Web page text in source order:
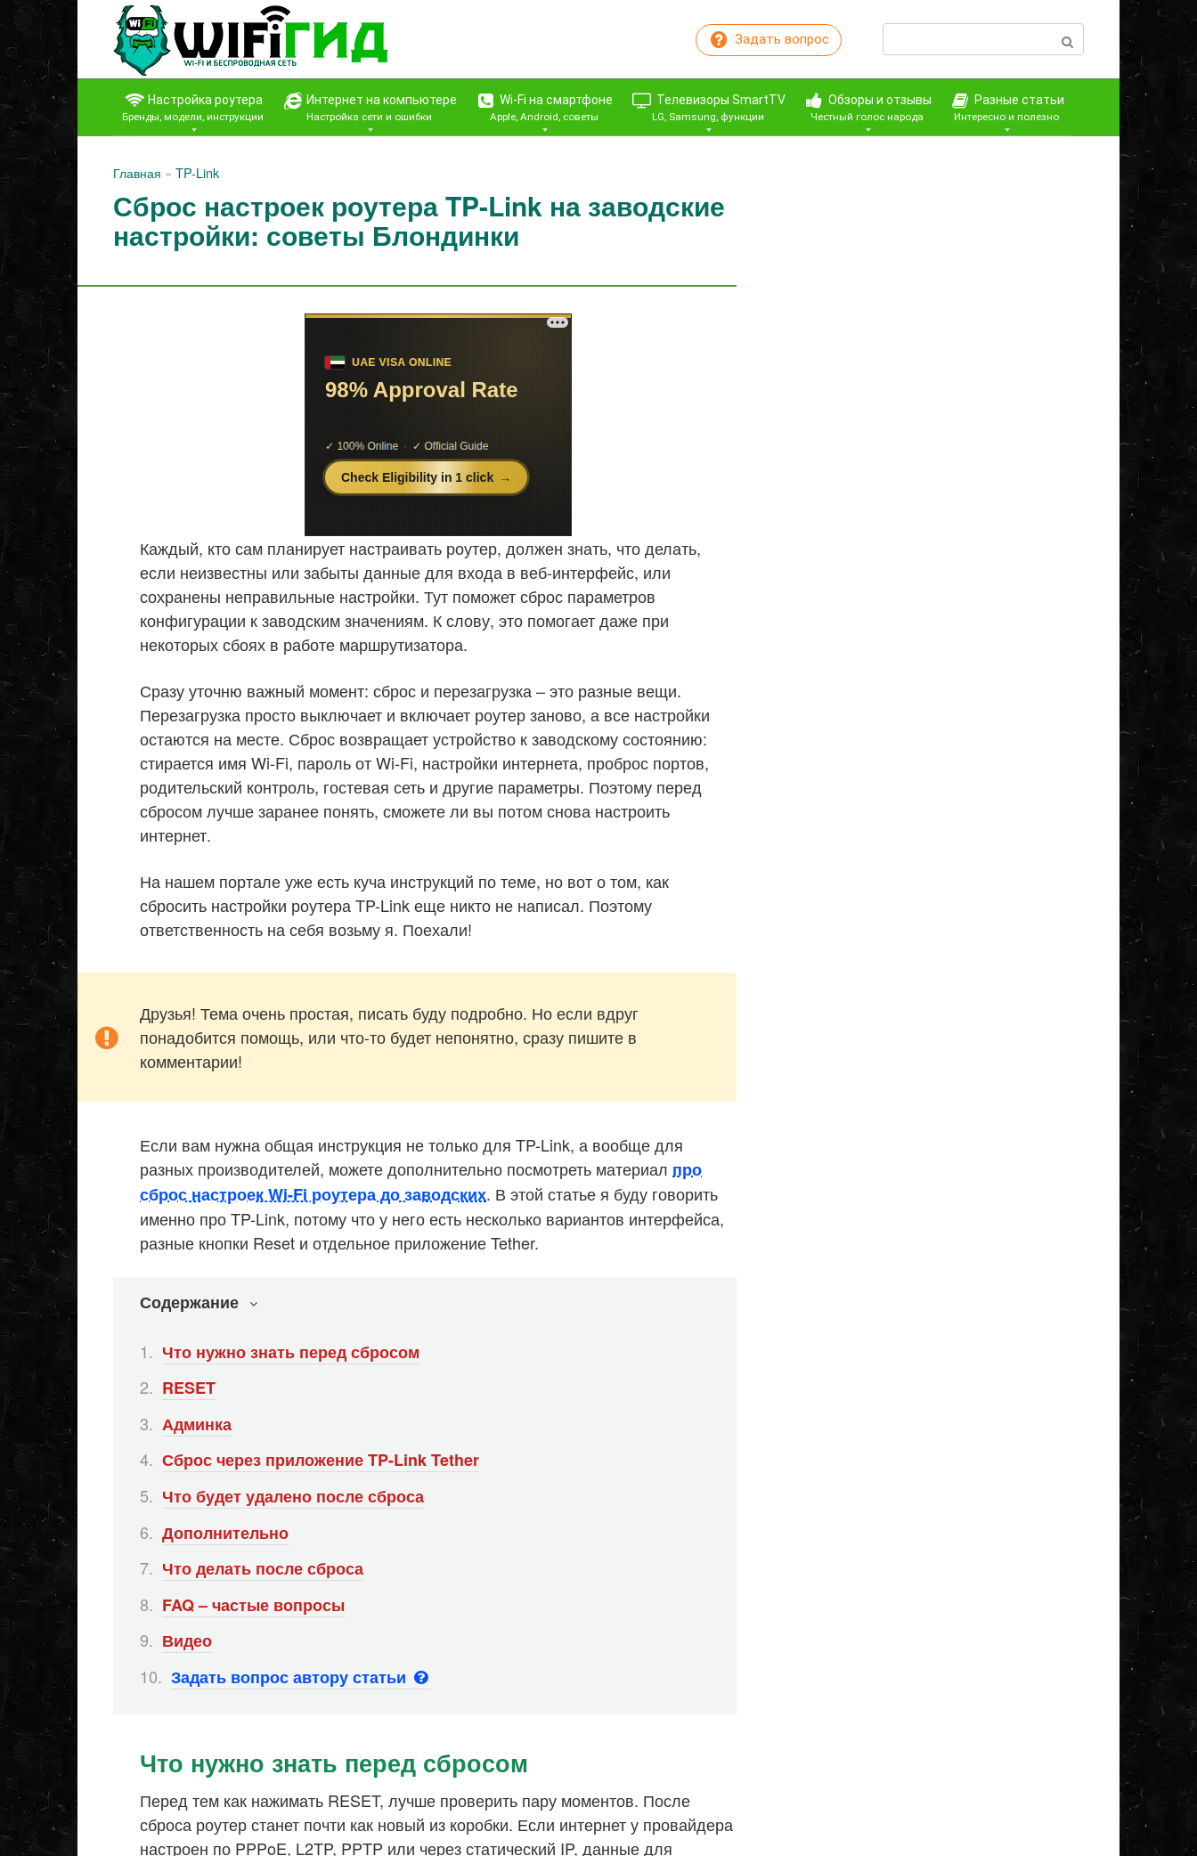
Перейти
контенту
Задать вопрос Поиск:
Настройка роутера
Бренды, модели, инструкции
Интернет на компьютере
Настройка сети и ошибки
Wi-Fi на смартфоне
Apple, Android, советы
Телевизоры SmartTV
LG, Samsung, функции
Обзоры и отзывы
Честный голос народа
Разные статьи
Интересно и полезно
Главная » TP-Link
Сброс настроек роутера TP-Link на заводские
настройки: советы Блондинки
Каждый, кто сам планирует настраивать роутер, должен знать, что делать,
если неизвестны или забыты данные для входа в веб-интерфейс, или
сохранены неправильные настройки. Тут поможет сброс параметров
конфигурации к заводским значениям. К слову, это помогает даже при
некоторых сбоях в работе маршрутизатора.
Сразу уточню важный момент: сброс и перезагрузка – это разные вещи.
Перезагрузка просто выключает и включает роутер заново, а все настройки
остаются на месте. Сброс возвращает устройство к заводскому состоянию:
стирается имя Wi-Fi, пароль от Wi-Fi, настройки интернета, проброс портов,
родительский контроль, гостевая сеть и другие параметры. Поэтому перед
сбросом лучше заранее понять, сможете ли вы потом снова настроить
интернет.
На нашем портале уже есть куча инструкций по теме, но вот о том, как
сбросить настройки роутера TP-Link еще никто не написал. Поэтому
ответственность на себя возьму я. Поехали!
Друзья! Тема очень простая, писать буду подробно. Но если вдруг
понадобится помощь, или что-то будет непонятно, сразу пишите в
комментарии!
Если вам нужна общая инструкция не только для TP-Link, а вообще для
разных производителей, можете дополнительно посмотреть материал про
сброс настроек Wi-Fi роутера до заводских. В этой статье я буду говорить
именно про TP-Link, потому что у него есть несколько вариантов интерфейса,
разные кнопки Reset и отдельное приложение Tether.
Содержание
Что нужно знать перед сбросом
RESET
Админка
Сброс через приложение TP-Link Tether
Что будет удалено после сброса
Дополнительно
Что делать после сброса
FAQ – частые вопросы
Видео
Задать вопрос автору статьи
Что нужно знать перед сбросом
Перед тем как нажимать RESET, лучше проверить пару моментов. После
сброса роутер станет почти как новый из коробки. Если интернет у провайдера
настроен по PPPoE, L2TP, PPTP или через статический IP, данные для